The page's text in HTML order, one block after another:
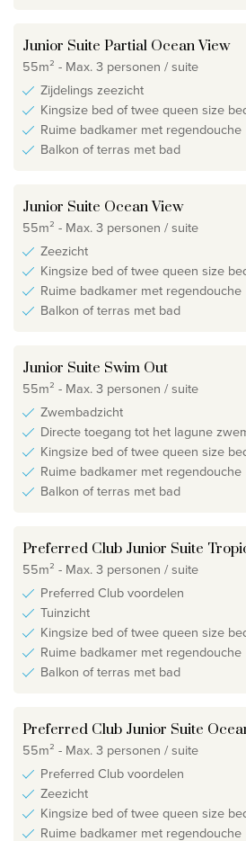
Junior Suite Partial Ocean View
55m² - Max. 3 personen / suite
Zijdelings zeezicht
Kingsize bed of twee queen size
Ruime badkamer met regendouche
Balkon of terras met bad
Junior Suite Ocean View
55m² - Max. 3 personen / suite
Zeezicht
Kingsize bed of twee queen size
Ruime badkamer met regendouche
Balkon of terras met bad
Junior Suite Swim Out
55m² - Max. 3 personen / suite
Zwembadzicht
Directe toegang tot het lagune
Kingsize bed of twee queen size
Ruime badkamer met regendouche
Balkon of terras met bad
Preferred Club Junior Suite
55m² - Max. 3 personen / suite
Preferred Club voordelen
Tuinzicht
Kingsize bed of twee queen size
Ruime badkamer met regendouche
Balkon of terras met bad
Preferred Club Junior Suite
55m² - Max. 3 personen / suite
Preferred Club voordelen
Zeezicht
Kingsize bed of twee queen size
Ruime badkamer met regendouche